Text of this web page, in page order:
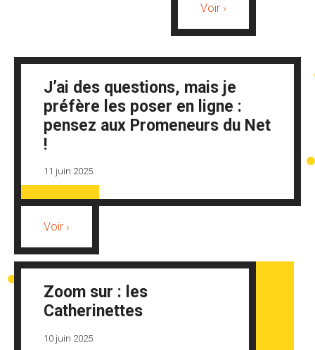
Voir ›
J’ai des questions, mais je
préfère les poser en ligne :
pensez aux Promeneurs du Net
!
11 juin 2025
Voir ›
Zoom sur : les
Catherinettes
10 juin 2025